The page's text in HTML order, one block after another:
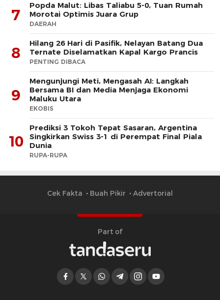
7
Popda Malut: Libas Taliabu 5-0, Tuan Rumah
Morotai Optimis Juara Grup
DAERAH
8
Hilang 26 Hari di Pasifik, Nelayan Batang Dua
Ternate Diselamatkan Kapal Kargo Prancis
PENTING DIBACA
9
Mengunjungi Meti, Mengasah AI: Langkah
Bersama BI dan Media Menjaga Ekonomi
Maluku Utara
EKOBIS
10
Prediksi 3 Tokoh Tepat Sasaran, Argentina
Singkirkan Swiss 3-1 di Perempat Final Piala
Dunia
RUPA-RUPA
Cek Fakta Buah Pikir Advertorial
Part of